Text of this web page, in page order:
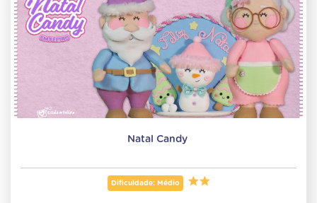
Natal Candy
Dificuldade: Médio